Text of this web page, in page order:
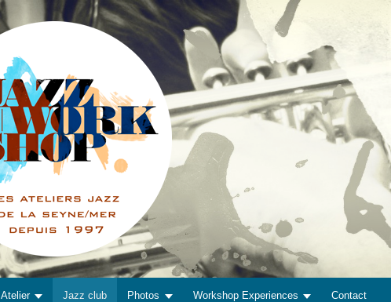
Atelier Jazz club Photos Workshop Experiences Contact